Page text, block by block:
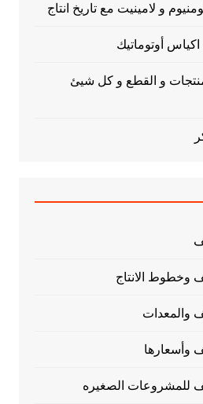
و لامينيت مع تاريخ انتاج
أوتوماتيك
و القطع و كل شيئ
وخطوط الانتاج
والمعدات
وأسعارها
للمشروعات الصغيره